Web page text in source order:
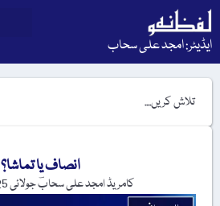
ایڈیٹر: امجد علی سحاب
انصاف یا تماشا؟
کامریڈ امجد علی سحابؔجولائی 25, 2025